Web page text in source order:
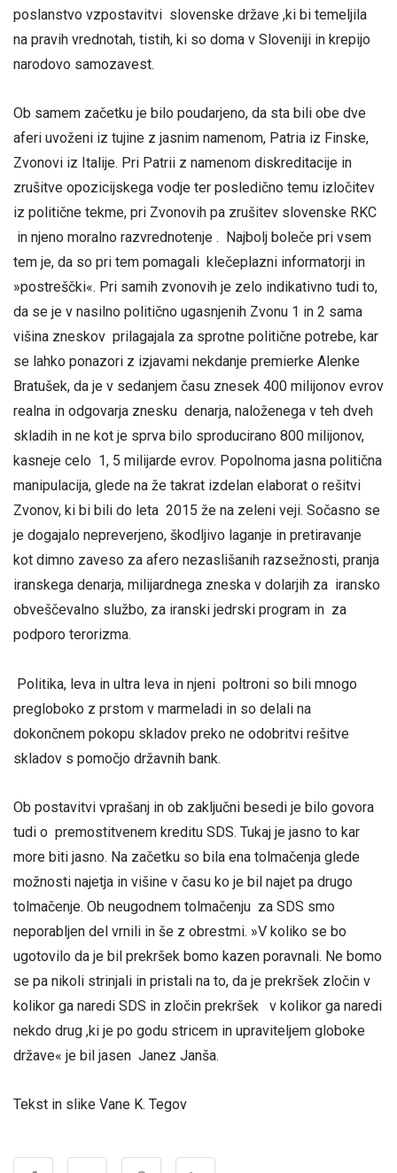
poslanstvo vzpostavitvi slovenske države ,ki bi temeljila
na pravih vrednotah, tistih, ki so doma v Sloveniji in krepijo
narodovo samozavest.
Ob samem začetku je bilo poudarjeno, da sta bili obe dve
aferi uvoženi iz tujine z jasnim namenom, Patria iz Finske,
Zvonovi iz Italije. Pri Patrii z namenom diskreditacije in
zrušitve opozicijskega vodje ter posledično temu izločitev
iz politične tekme, pri Zvonovih pa zrušitev slovenske RKC
in njeno moralno razvrednotenje . Najbolj boleče pri vsem
tem je, da so pri tem pomagali klečeplazni informatorji in
»postreščki«. Pri samih zvonovih je zelo indikativno tudi to,
da se je v nasilno politično ugasnjenih Zvonu 1 in 2 sama
višina zneskov prilagajala za sprotne politične potrebe, kar
se lahko ponazori z izjavami nekdanje premierke Alenke
Bratušek, da je v sedanjem času znesek 400 milijonov evrov
realna in odgovarja znesku denarja, naloženega v teh dveh
skladih in ne kot je sprva bilo sproducirano 800 milijonov,
kasneje celo 1, 5 milijarde evrov. Popolnoma jasna politična
manipulacija, glede na že takrat izdelan elaborat o rešitvi
Zvonov, ki bi bili do leta 2015 že na zeleni veji. Sočasno se
je dogajalo nepreverjeno, škodljivo laganje in pretiravanje
kot dimno zaveso za afero nezaslišanih razsežnosti, pranja
iranskega denarja, milijardnega zneska v dolarjih za iransko
obveščevalno službo, za iranski jedrski program in za
podporo terorizma.
Politika, leva in ultra leva in njeni poltroni so bili mnogo
pregloboko z prstom v marmeladi in so delali na
dokončnem pokopu skladov preko ne odobritvi rešitve
skladov s pomočjo državnih bank.
Ob postavitvi vprašanj in ob zaključni besedi je bilo govora
tudi o premostitvenem kreditu SDS. Tukaj je jasno to kar
more biti jasno. Na začetku so bila ena tolmačenja glede
možnosti najetja in višine v času ko je bil najet pa drugo
tolmačenje. Ob neugodnem tolmačenju za SDS smo
neporabljen del vrnili in še z obrestmi. »V koliko se bo
ugotovilo da je bil prekršek bomo kazen poravnali. Ne bomo
se pa nikoli strinjali in pristali na to, da je prekršek zločin v
kolikor ga naredi SDS in zločin prekršek v kolikor ga naredi
nekdo drug ,ki je po godu stricem in upraviteljem globoke
države« je bil jasen Janez Janša.
Tekst in slike Vane K. Tegov